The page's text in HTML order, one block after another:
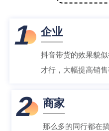
1 企业
抖音带货的效果貌
才行，大幅提高销售
2 商家
那么多的同行都在